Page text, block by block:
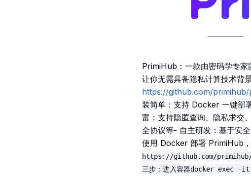
PrimiHub：一款由密码学专家
让你无需具备隐私计算技术背
https://github.com/
装简单：支持 Docker 一键部
富：支持隐匿查询、隐私求交
全协议等- 自主研发：基于安
使用 Docker 部署 PrimiHub，
https://github.com/primihub/
三步：进入容器docker exec -